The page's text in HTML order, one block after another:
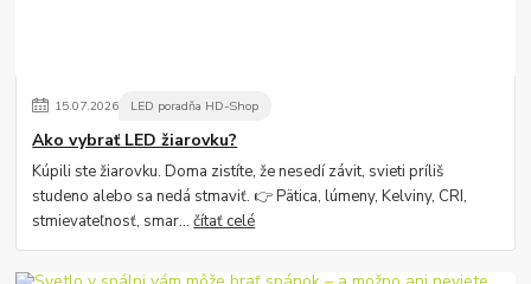
15.07.2026 LED poradňa HD-Shop
Ako vybrať LED žiarovku?
Kúpili ste žiarovku. Doma zistíte, že nesedí závit, svieti príliš
studeno alebo sa nedá stmaviť. 👉 Pätica, lúmeny, Kelviny, CRI,
stmievateľnosť, smar...čítať celé